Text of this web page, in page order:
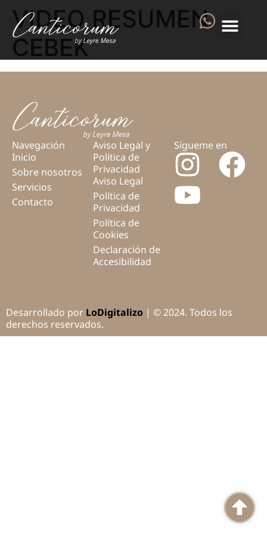
VIDEO RESUMEN
CEBEK
Navegación
Inicio
Sobre nosotros
Servicios
Contacto
Aviso Legal y
Política de
Privacidad
Aviso Legal
Política de
Privacidad
Política de
Cookies
Declaración de
Accesibilidad
Sígueme en
Desarrollado por LoDigitalizo | © 2024. Todos los
derechos reservados.